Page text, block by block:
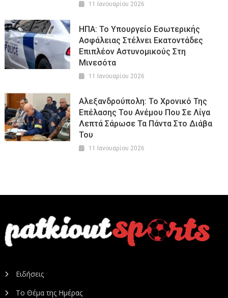
11 Ιανουαρίου 2026
ΗΠΑ: Το Υπουργείο Εσωτερικής
Ασφάλειας Στέλνει Εκατοντάδες
Επιπλέον Αστυνομικούς Στη
Μινεσότα
11 Ιανουαρίου 2026
Αλεξανδρούπολη: Το Χρονικό Της
Επέλασης Του Ανέμου Που Σε Λίγα
Λεπτά Σάρωσε Τα Πάντα Στο Διάβα
Του
11 Ιανουαρίου 2026
Ειδήσεις
Το Θέμα της Ημέρας